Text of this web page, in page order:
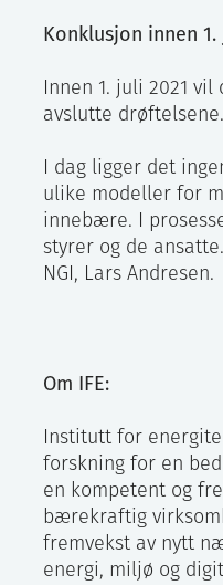
Konklusjon innen 1.
Innen 1. juli 2021
avslutte drøftelsene.
I dag ligger det
ulike modeller for
innebære. I
styrer og de
NGI, Lars Andresen.
Om IFE:
Institutt for
forskning for en
en kompetent og
bærekraftig
fremvekst av nytt
energi, miljø og